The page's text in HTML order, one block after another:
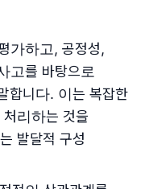
가하고, 공정성,
고를 바탕으로
합니다. 이는 복잡한
리하는 것을
발달적 구성